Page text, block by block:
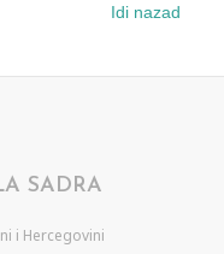
Idi nazad
SADRA
i Hercegovini